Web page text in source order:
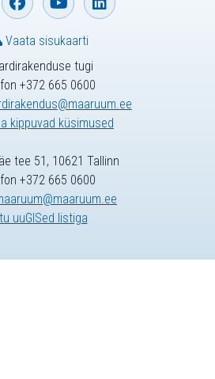
tugi
+372 665 0600
kippuvad küsimused
Vaata sisukaarti
tee 51, 10621 Tallinn
+372 665 0600
uuGISed listiga